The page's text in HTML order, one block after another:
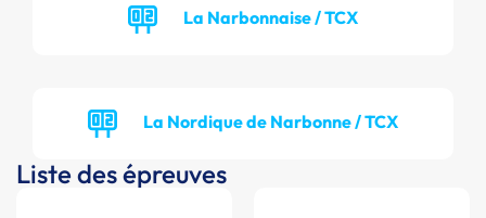
La Narbonnaise / TCX
La Nordique de Narbonne / TCX
Liste des épreuves